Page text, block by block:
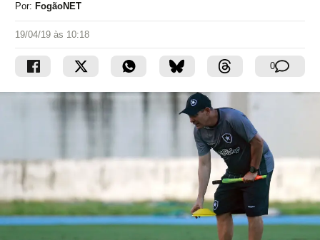
Por: FogãoNET
19/04/19 às 10:18
0